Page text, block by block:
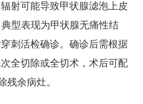
射可能导致甲状腺滤泡上皮
型表现为甲状腺无痛性结
刺活检确诊。确诊后需根据
全切除或全切术，术后可配
残余病灶。